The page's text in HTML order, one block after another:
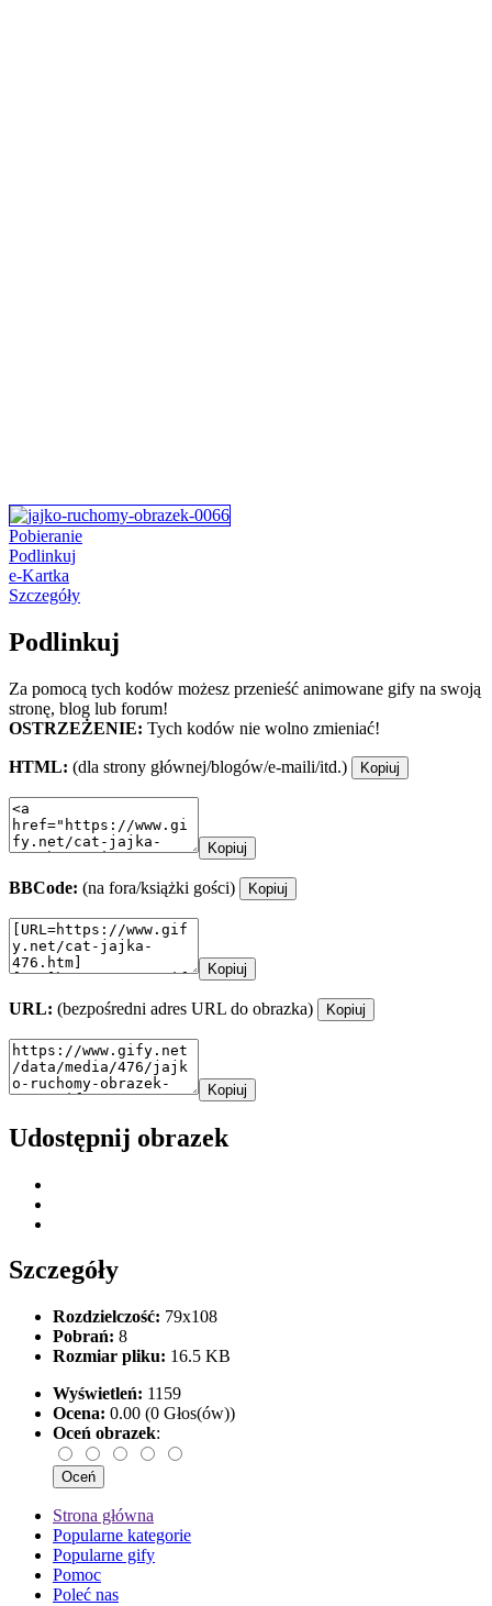
Pobieranie
Podlinkuj
e-Kartka
Szczegóły
Podlinkuj
Za pomocą tych kodów możesz przenieść animowane gify na swoją
stronę, blog lub forum!
OSTRZEŻENIE: Tych kodów nie wolno zmieniać!
HTML: (dla strony głównej/blogów/e-maili/itd.) Kopiuj
Kopiuj
BBCode: (na fora/książki gości) Kopiuj
Kopiuj
URL: (bezpośredni adres URL do obrazka) Kopiuj
Kopiuj
Udostępnij obrazek
Szczegóły
Rozdzielczość: 79x108
Pobrań: 8
Rozmiar pliku: 16.5 KB
Wyświetleń: 1159
Ocena: 0.00 (0 Głos(ów))
Oceń obrazek:
Strona główna
Popularne kategorie
Popularne gify
Pomoc
Poleć nas